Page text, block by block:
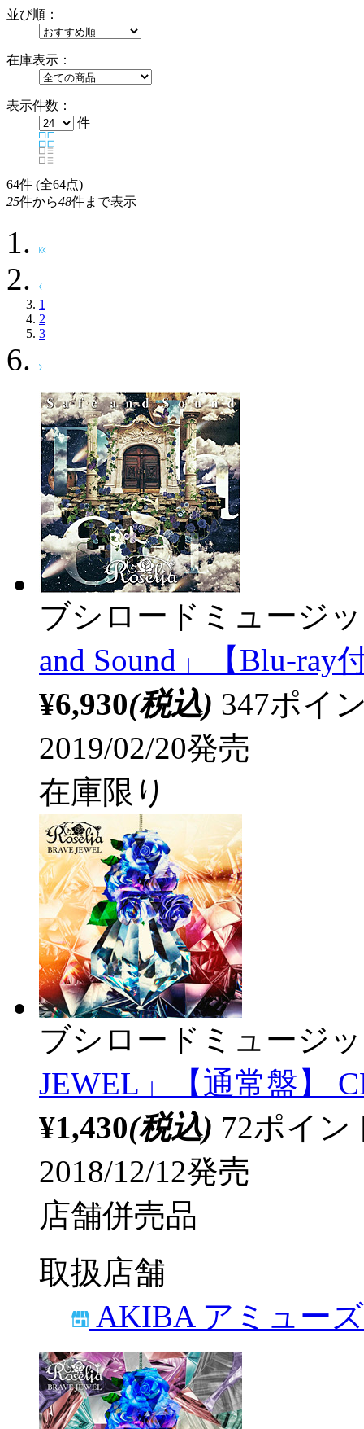
並び順：
在庫表示：
表示件数：
件
64件 (全64点)
25件から48件まで表示
1
2
3
ブシロードミュージ
and Sound」【Blu-ray
¥6,930(税込) 347ポイ
2019/02/20発売
在庫限り
ブシロードミュージ
JEWEL」【通常盤】
¥1,430(税込) 72ポイ
2018/12/12発売
店舗併売品
取扱店舗
AKIBA アミュー